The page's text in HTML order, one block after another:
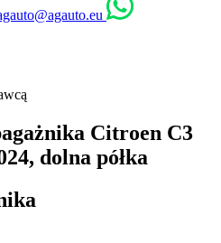
Citroen C3
dolna półka